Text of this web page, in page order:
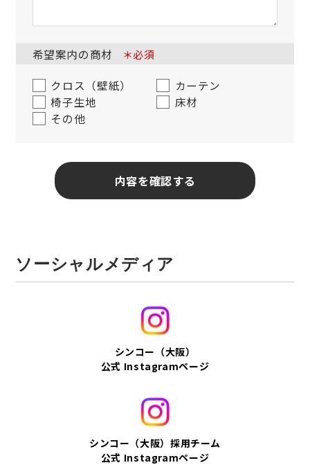
希望案内の商材 ＊必須
クロス（壁紙）
カーテン
椅子生地
床材
その他
内容を確認する
ソーシャルメディア
シンコー（大阪）
公式 Instagramページ
シンコー（大阪）採用チーム
公式 Instagramページ